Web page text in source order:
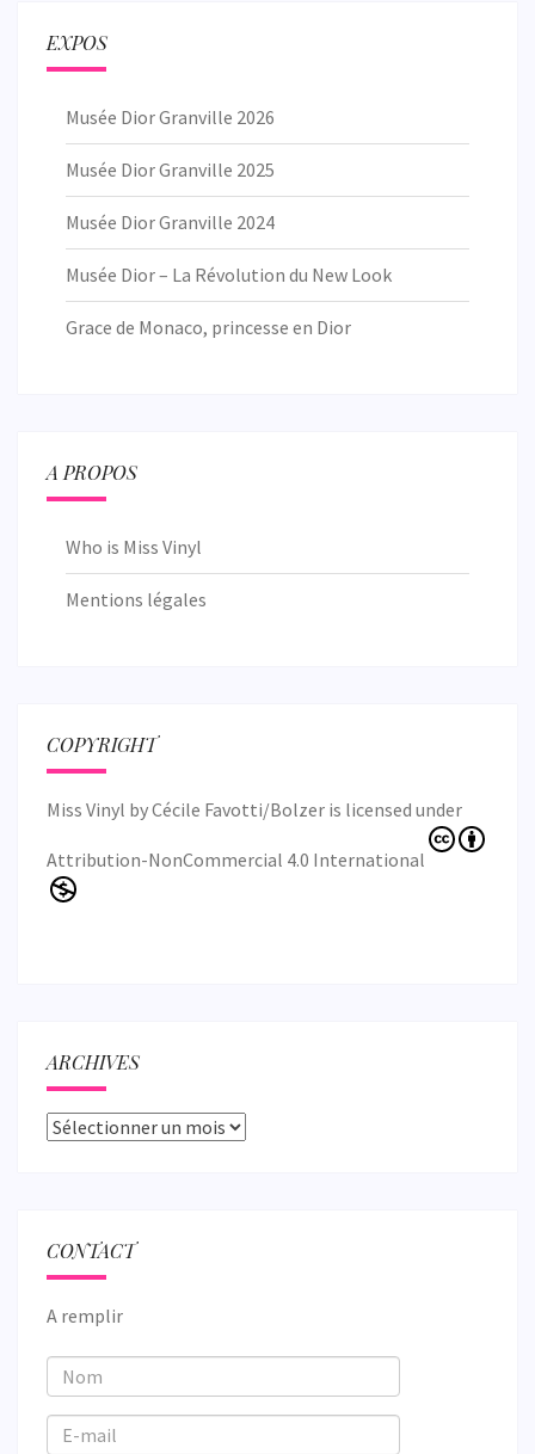
EXPOS
Musée Dior Granville 2026
Musée Dior Granville 2025
Musée Dior Granville 2024
Musée Dior – La Révolution du New Look
Grace de Monaco, princesse en Dior
A PROPOS
Who is Miss Vinyl
Mentions légales
COPYRIGHT
Miss Vinyl byCécile Favotti/Bolzer is licensed under
Attribution-NonCommercial 4.0 International
ARCHIVES
Archives
CONTACT
A remplir
Nom